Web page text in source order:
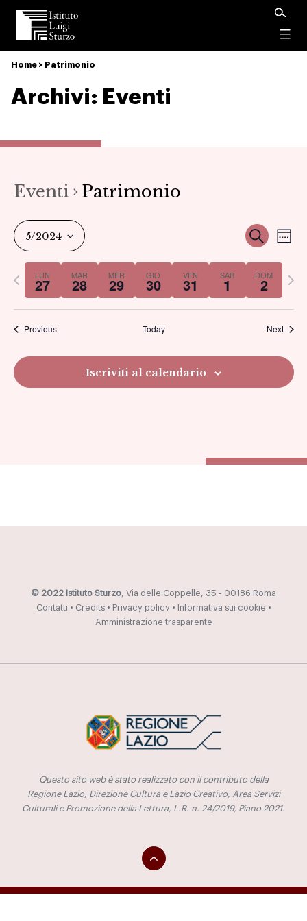
Istituto
Luigi
Sturzo
Home > Patrimonio
Archivi: Eventi
Eventi Patrimonio
e
viste
Cerca
5/2024
Select
date.LUN
27 MAR
28 MER
29 GIO
30 VEN
31 SAB
1 DOM
2
Previous
week
Previous Today Next
Iscriviti al calendario
© 2022 Istituto Sturzo, Via delle Coppelle, 35 - 00186 Roma
Contatti • Credits• Privacy policy• Informativa sui cookie •
Amministrazione trasparente
Questo sito web è stato realizzato con il contributo della
Regione Lazio, Direzione Cultura e Lazio Creativo, Area Servizi
Culturali e Promozione della Lettura, L.R. n. 24/2019, Piano 2021.